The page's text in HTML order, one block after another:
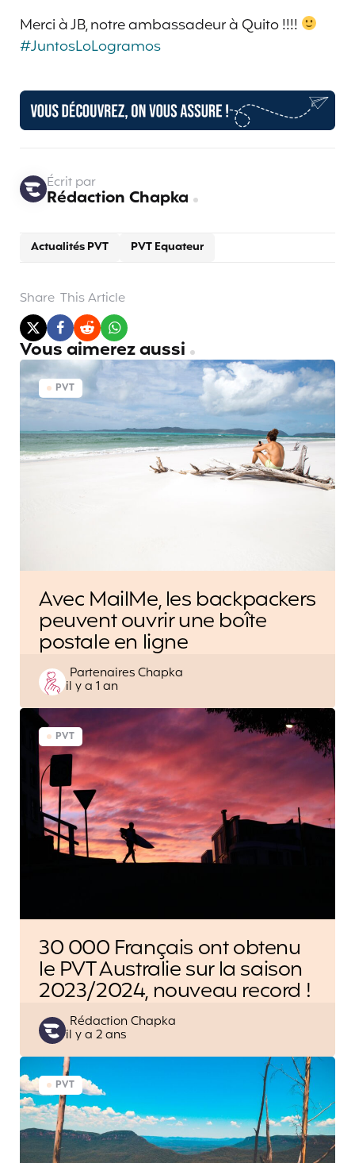
Merci à JB, notre ambassadeur à Quito !!!!
#JuntosLoLogramos
Actualités PVT PVT Equateur
Écrit par
Rédaction Chapka
Share This Article
Vous aimerez aussi
PVT
Avec MailMe, les backpackers
peuvent ouvrir une boîte
postale en ligne
Posted
by
Partenaires Chapka
il y a 1 an
PVT
30 000 Français ont obtenu
le PVT Australie sur la saison
2023/2024, nouveau record !
Posted
by
Rédaction Chapka
il y a 2 ans
PVT